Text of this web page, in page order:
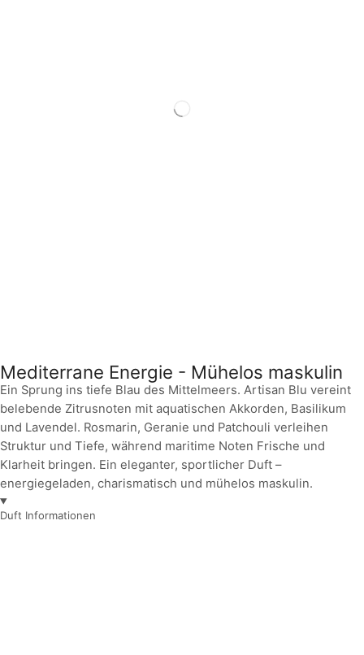
Mediterrane Energie - Mühelos maskulin
Ein Sprung ins tiefe Blau des Mittelmeers. Artisan Blu vereint
belebende Zitrusnoten mit aquatischen Akkorden, Basilikum
und Lavendel. Rosmarin, Geranie und Patchouli verleihen
Struktur und Tiefe, während maritime Noten Frische und
Klarheit bringen. Ein eleganter, sportlicher Duft –
energiegeladen, charismatisch und mühelos maskulin.
Duft Informationen